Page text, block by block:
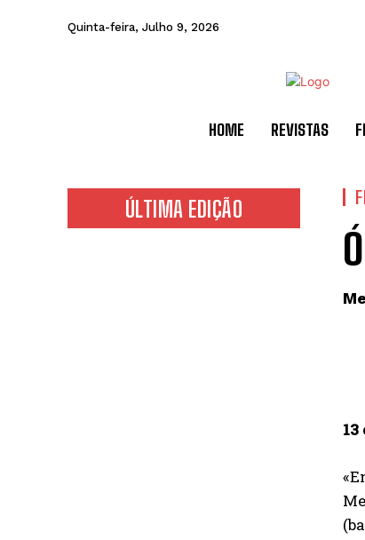
Quinta-feira, Julho 9, 2026
HOME REVISTAS
ÚLTIMA EDIÇÃO